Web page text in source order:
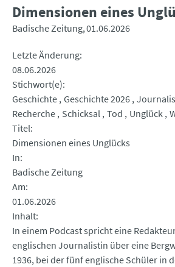
Dimensionen eines
Badische Zeitung 01.06.2026
Letzte Änderung
08.06.2026
Stichwort(e)
Geschichte Geschichte 2026
Recherche Schicksal Tod Unglück
Titel
Dimensionen eines Unglücks
In
Badische Zeitung
Am
01.06.2026
Inhalt
In einem Podcast spricht eine
englischen Journalistin über eine
1936, bei der fünf englische Schüler in